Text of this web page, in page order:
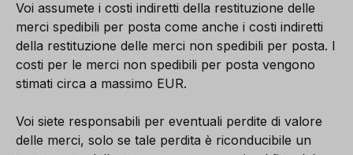
Voi assumete i costi indiretti della restituzione delle
merci spedibili per posta come anche i costi indiretti
della restituzione delle merci non spedibili per posta. I
costi per le merci non spedibili per posta vengono
stimati circa a massimo EUR.
Voi siete responsabili per eventuali perdite di valore
delle merci, solo se tale perdita è riconducibile un